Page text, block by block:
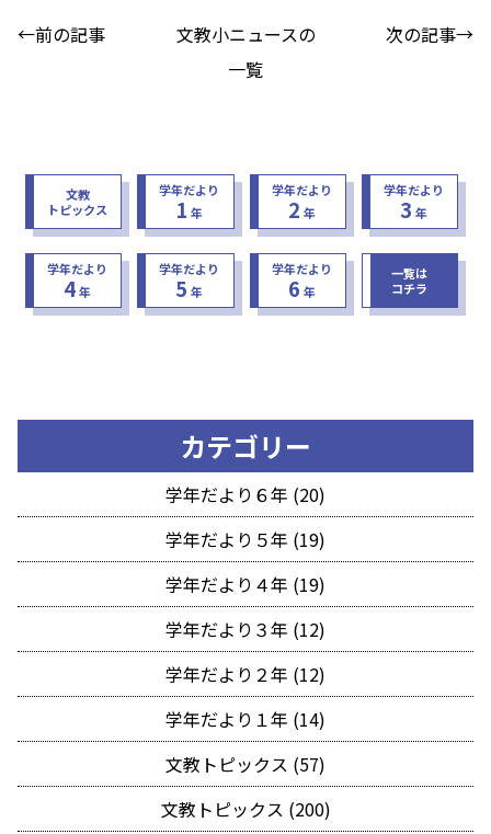
←前の記事
文教小ニュースの
一覧
次の記事→
文教
トピックス
学年だより
1 年
学年だより
2 年
学年だより
3 年
学年だより
4年
学年だより
5 年
学年だより
6 年
一覧は
コチラ
カテゴリー
学年だより６年 (20)
学年だより５年 (19)
学年だより４年 (19)
学年だより３年 (12)
学年だより２年 (12)
学年だより１年 (14)
文教トピックス (57)
文教トピックス (200)